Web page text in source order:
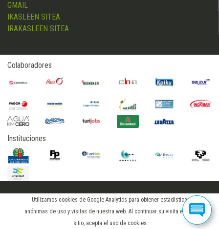
Utilizamos cookies de Google Analytics para obtener estadísticas
anónimas de uso y visitas de nuestra web. Al continuar su visita en este
sitio, acepta el uso de cookies.
GMAIL
IKASLEEN SITEA
IRAKASLEEN SITEA
Colaboradores
Instituciones
2015 © hostelerialeioa
iniciar sesión